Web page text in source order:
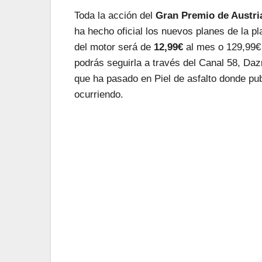
Toda la acción del Gran Premio de
ha hecho oficial los nuevos planes de la
del motor será de 12,99€ al mes o
podrás seguirla a través del Canal 58,
que ha pasado en Piel de asfalto donde
ocurriendo.